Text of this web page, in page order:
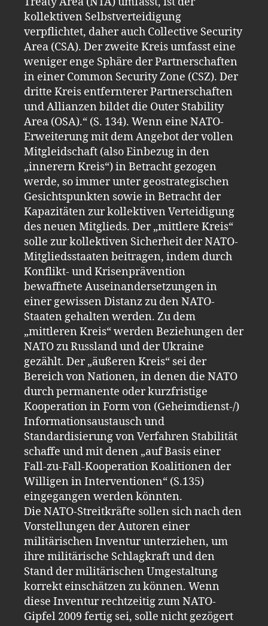
kollektiven Selbstverteidigung
verpflichtet, daher auch Collective Security
Area (CSA). Der zweite Kreis umfasst eine
weniger enge Sphäre der Partnerschaften
in einer Common Security Zone (CSZ). Der
dritte Kreis entfernterer Partnerschaften
und Allianzen bildet die Outer Stability
Area (OSA).“ (S. 134). Wenn eine NATO-
Erweiterung mit dem Angebot der vollen
Mitgleidschaft (also Einbezug in den
„innerern Kreis“) in Betracht gezogen
werde, so immer unter geostrategischen
Gesichtspunkten sowie in Betracht der
Kapazitäten zur kollektiven Verteidigung
des neuen Mitglieds. Der „mittlere Kreis“
solle zur kollektiven Sicherheit der NATO-
Mitgliedsstaaten beitragen, indem durch
Konflikt- und Krisenprävention
bewaffnete Auseinandersetzungen in
einer gewissen Distanz zu den NATO-
Staaten gehalten werden. Zu dem
„mittleren Kreis“ werden Beziehungen der
NATO zu Russland und der Ukraine
gezählt. Der „äußeren Kreis“ sei der
Bereich von Nationen, in denen die NATO
durch permanente oder kurzfristige
Kooperation in Form von (Geheimdienst-/)
Informationsaustausch und
Standardisierung von Verfahren Stabilität
schaffe und mit denen „auf Basis einer
Fall-zu-Fall-Kooperation Koalitionen der
Willigen in Interventionen“ (S.135)
eingegangen werden könnten.
Die NATO-Streitkräfte sollen sich nach den
Vorstellungen der Autoren einer
militärischen Inventur unterziehen, um
ihre militärische Schlagkraft und den
Stand der militärischen Umgestaltung
korrekt einschätzen zu können. Wenn
diese Inventur rechtzeitig zum NATO-
Gipfel 2009 fertig sei, solle nicht gezögert